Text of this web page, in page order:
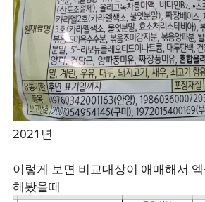
2021년
이렇게 보면 비교대상이 애매해서
해봤을때